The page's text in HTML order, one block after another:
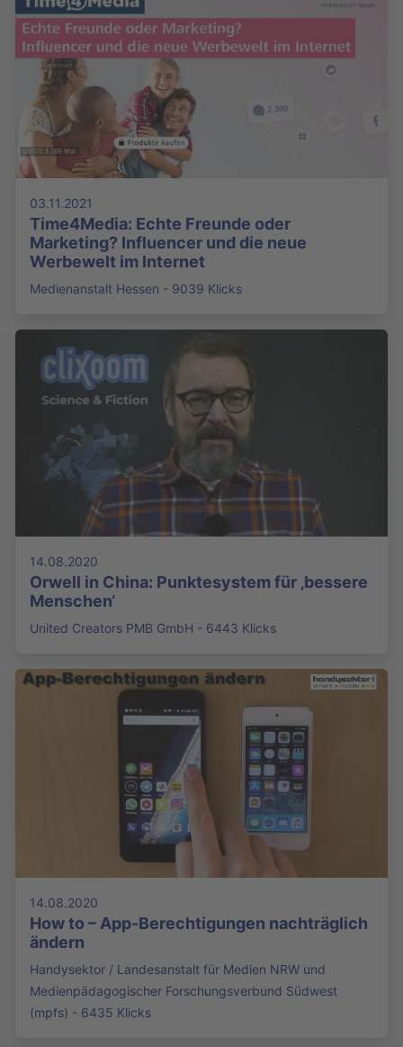
03.11.2021
Time4Media: Echte Freunde oder
Marketing? Influencer und die neue
Werbewelt im Internet
Medienanstalt Hessen - 9039 Klicks
14.08.2020
Orwell in China: Punktesystem für ‚bessere
Menschen‘
United Creators PMB GmbH - 6443 Klicks
14.08.2020
How to – App-Berechtigungen nachträglich
ändern
Handysektor / Landesanstalt für Medien NRW und
Medienpädagogischer Forschungsverbund Südwest
(mpfs) - 6435 Klicks